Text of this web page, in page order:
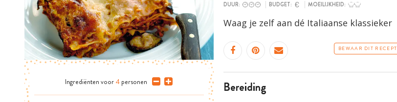
DUUR: BUDGET: MOEILIJKHEID:
Waag je zelf aan dé Italiaanse klassieker
BEWAAR DIT RECEPT
bereiding
Ingrediënten voor 4 personen